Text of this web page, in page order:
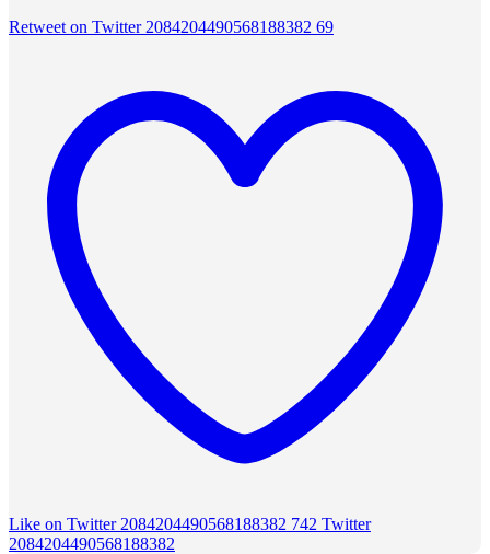
Retweet on Twitter 2084204490568188382 69
Like on Twitter 2084204490568188382 742 Twitter
2084204490568188382